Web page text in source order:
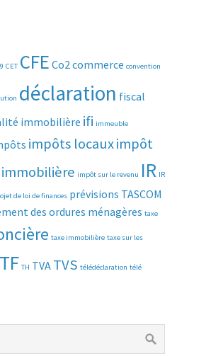
CET CFE Co2commerce convention
déclaration fiscal
immobilière ifi immeuble
impôts locauximpôt
impôt sur le revenu IR IR
de loi de finances prévisions TASCOM
des ordures ménagères taxe
taxe immobilière taxe sur les
TF TH TVA TVS télédéclaration télé